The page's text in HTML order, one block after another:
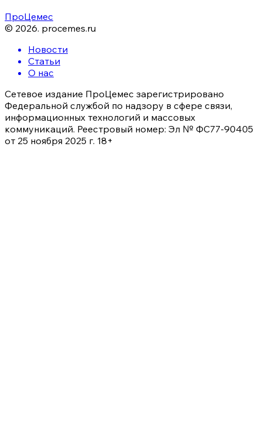
ПроЦемес
© 2026. procemes.ru
Новости
Статьи
О нас
Сетевое издание ПроЦемес зарегистрировано
Федеральной службой по надзору в сфере связи,
информационных технологий и массовых
коммуникаций. Реестровый номер: Эл № ФС77-90405
от 25 ноября 2025 г. 18+